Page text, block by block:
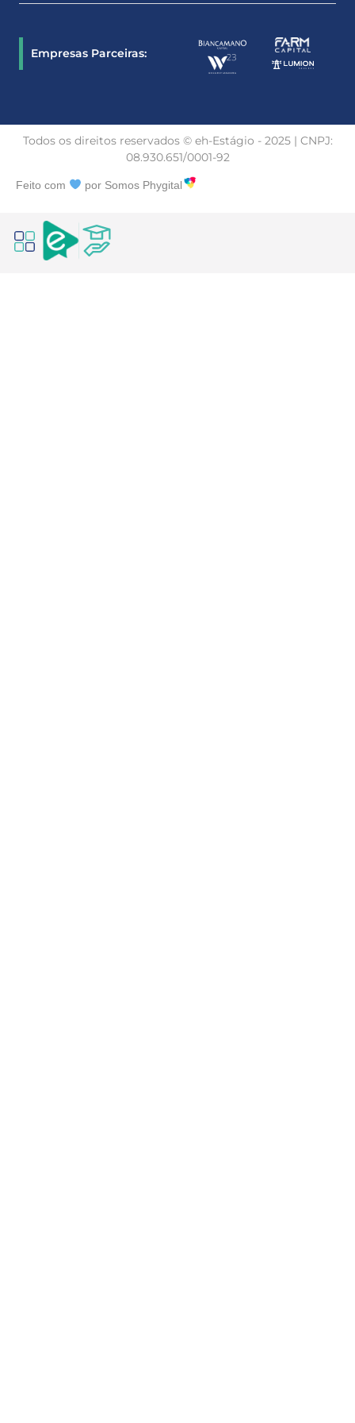
Empresas Parceiras:
Todos os direitos reservados © eh-Estágio - 2025 | CNPJ:
08.930.651/0001-92
Feito com por Somos Phygital